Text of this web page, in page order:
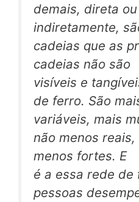
demais, direta ou
indiretamente,
cadeias que as
cadeias não são
visíveis e
de ferro. São
variáveis, mais
não menos
menos fortes. E
é a essa rede de
pessoas